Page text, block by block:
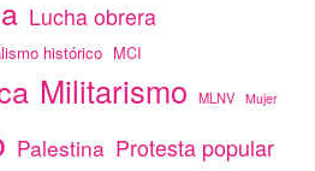
Lucha obrera
histórico MCI
Militarismo MLNV Mujer
Palestina Protesta popular